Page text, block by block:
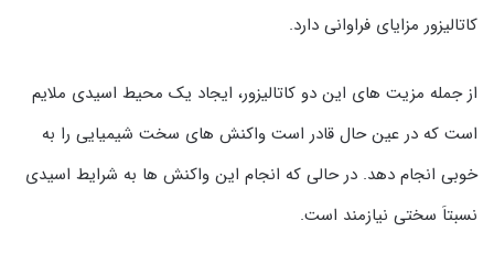
کاتالیزور مزایای فراوانی دارد.
از جمله مزیت های این دو کاتالیزور، ایجاد یک محیط اسیدی ملایم
است که در عین حال قادر است واکنش های سخت شیمیایی را به
خوبی انجام دهد. در حالی که انجام این واکنش ها به شرایط اسیدی
نسبتاَ سختی نیازمند است.